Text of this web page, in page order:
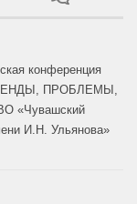
конференция
ПРОБЛЕМЫ,
«Чувашский
И.Н. Ульянова»